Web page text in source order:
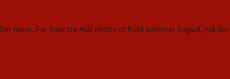
mere. For hver tre mål ekstra et hold kommer bagud, må der